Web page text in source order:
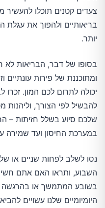
צעדים קטנים תוכלו
בריאותיים ולהפוך את עגלת
יותר.
בסופו של דבר, הבריאות לא
ומתוכננת של פירות עונתיים
יכולה לתרום לכם המון.
להבשיל לפי הצורך,
שלכם סיוע בשלל חזיתות –
במערכת החיסון ועד שמירה
נסו לשלב לפחות שניים או
השבוע, ותראו האם אתם
בשובע המתמשך או בהרגשה
היומיומיים שלנו עשויים